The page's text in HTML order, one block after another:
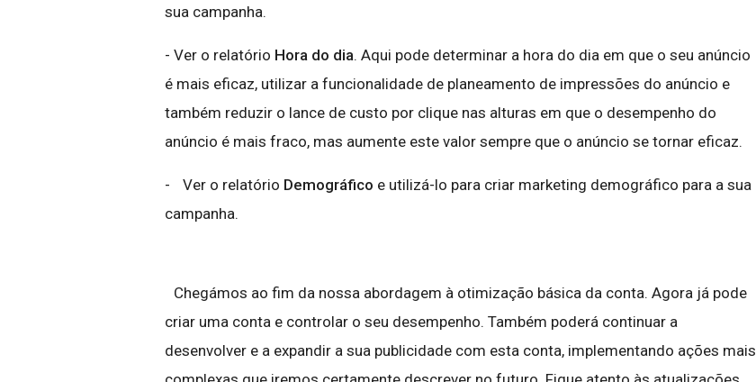
sua campanha.
- Ver o relatório Hora do dia. Aqui pode determinar a hora do dia em que o seu anúncio
é mais eficaz, utilizar a funcionalidade de planeamento de impressões do anúncio e
também reduzir o lance de custo por clique nas alturas em que o desempenho do
anúncio é mais fraco, mas aumente este valor sempre que o anúncio se tornar eficaz.
- Ver o relatório Demográfico e utilizá-lo para criar marketing demográfico para a sua
campanha.
Chegámos ao fim da nossa abordagem à otimização básica da conta. Agora já pode
criar uma conta e controlar o seu desempenho. Também poderá continuar a
desenvolver e a expandir a sua publicidade com esta conta, implementando ações mais